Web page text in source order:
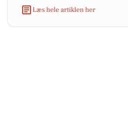
Læs hele artiklen her